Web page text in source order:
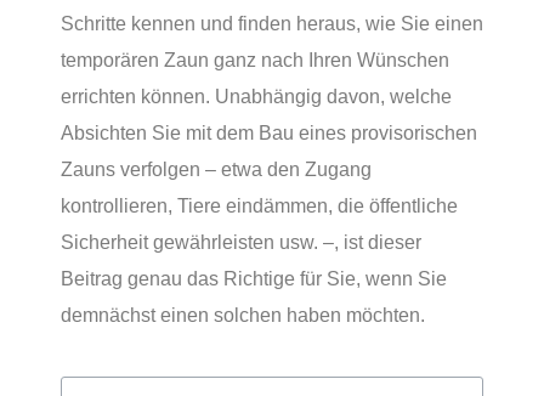
Schritte kennen und finden heraus, wie Sie einen
temporären Zaun ganz nach Ihren Wünschen
errichten können. Unabhängig davon, welche
Absichten Sie mit dem Bau eines provisorischen
Zauns verfolgen – etwa den Zugang
kontrollieren, Tiere eindämmen, die öffentliche
Sicherheit gewährleisten usw. –, ist dieser
Beitrag genau das Richtige für Sie, wenn Sie
demnächst einen solchen haben möchten.